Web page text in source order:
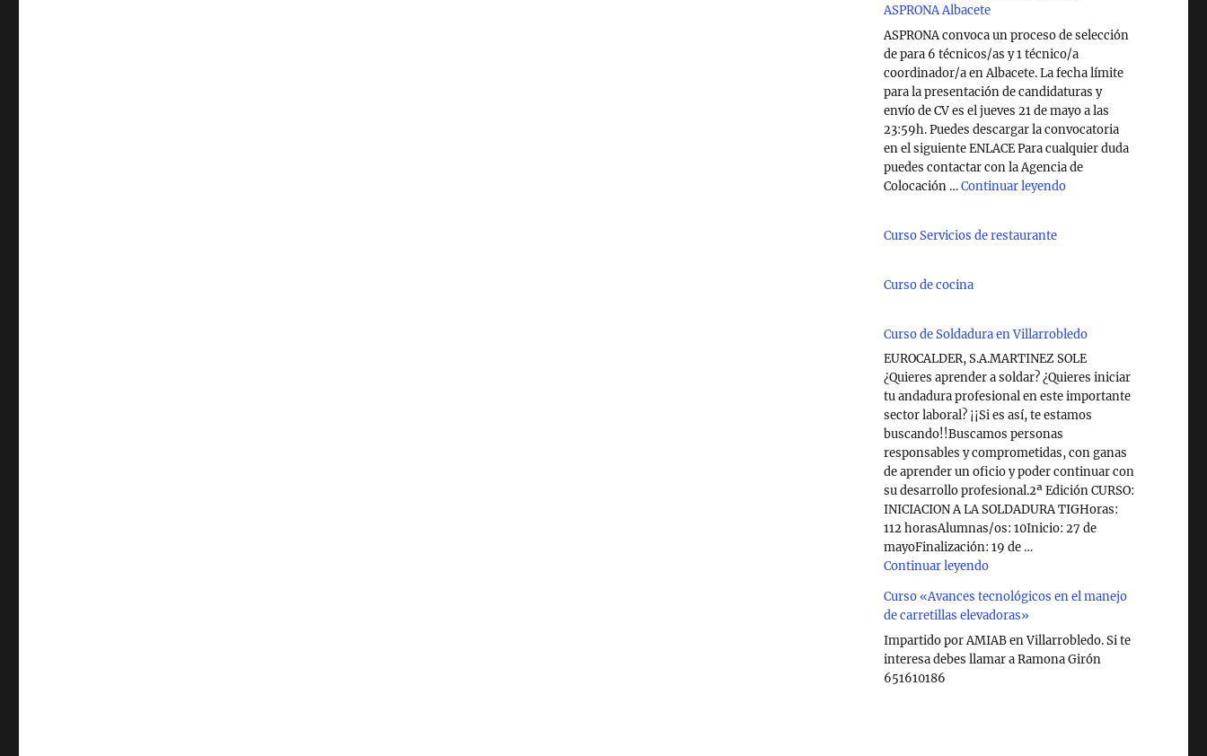
ASPRONA Albacete
ASPRONA convoca un proceso de selección
de para 6 técnicos/as y 1 técnico/a
coordinador/a en Albacete. La fecha límite
para la presentación de candidaturas y
envío de CV es el jueves 21 de mayo a las
23:59h. Puedes descargar la convocatoria
en el siguiente ENLACE Para cualquier duda
puedes contactar con la Agencia de
Colocación …Continuar leyendo"Técnico/a Atención
Curso Servicios de restaurante
Curso de cocina
Curso de Soldadura en Villarrobledo
EUROCALDER, S.A.MARTINEZ SOLE
¿Quieres aprender a soldar? ¿Quieres iniciar
tu andadura profesional en este importante
sector laboral? ¡¡Si es así, te estamos
buscando!!Buscamos personas
responsables y comprometidas, con ganas
de aprender un oficio y poder continuar con
su desarrollo profesional.2ª Edición CURSO:
INICIACION A LA SOLDADURA TIGHoras:
112 horasAlumnas/os: 10Inicio: 27 de
mayoFinalización: 19 de …
Continuar leyendo"Curso de Soldadura en Villarrobledo"
Curso «Avances tecnológicos en el manejo
de carretillas elevadoras»
Impartido por AMIAB en Villarrobledo. Si te
interesa debes llamar a Ramona Girón
651610186